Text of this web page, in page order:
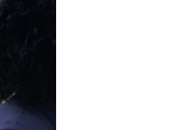
Бесплатная юридическая помощь